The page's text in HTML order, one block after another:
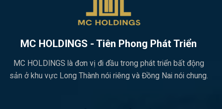
MC HOLDINGS - Tiên Phong Phát Triển
MC HOLDINGS là đơn vị đi đầu trong phát triển bất động
sản ở khu vực Long Thành nói riêng và Đồng Nai nói chung.